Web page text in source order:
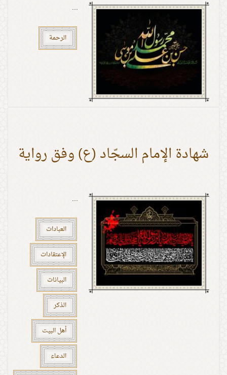
...
الرحمة
شهادة الإمام السجّاد (ع) وفق رواية
...
العبادات
الإعتقادات
البيانات
الذكر
أهل البيت
الدعاء